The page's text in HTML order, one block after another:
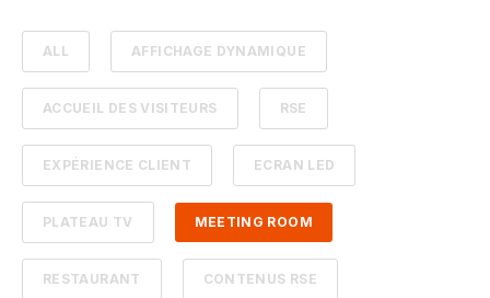
ALL AFFICHAGE DYNAMIQUE
ACCUEIL DES VISITEURS RSE
EXPÉRIENCE CLIENT ECRAN LED
PLATEAU TV MEETING ROOM
RESTAURANT CONTENUS RSE